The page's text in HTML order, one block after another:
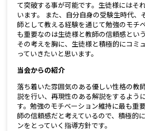
て突破する事が可能です。生徒様にはそ
います。 また、自分自身の受験生時代、
師として教える経験を通じて勉強のモチ
も重要なのは生徒様と教師の信頼感とい
その考えを胸に、生徒様と積極的にコミ
っていきたいと思います。
当会からの紹介
落ち着いた雰囲気のある優しい性格の教
説を行い、再現性のある解説をするよう
す。勉強のモチベーション維持に最も重
師の信頼感だと考えているので、積極的
ンをとっていく指導方針です。